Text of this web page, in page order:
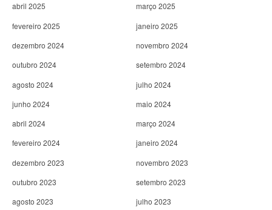
abril 2025
março 2025
fevereiro 2025
janeiro 2025
dezembro 2024
novembro 2024
outubro 2024
setembro 2024
agosto 2024
julho 2024
junho 2024
maio 2024
abril 2024
março 2024
fevereiro 2024
janeiro 2024
dezembro 2023
novembro 2023
outubro 2023
setembro 2023
agosto 2023
julho 2023